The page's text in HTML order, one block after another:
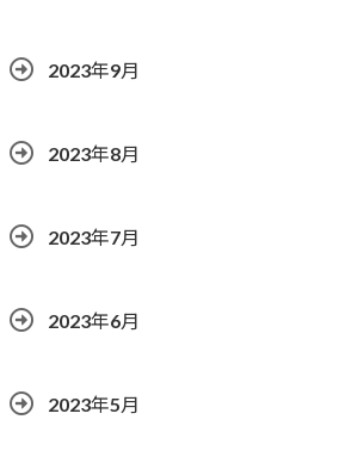
2023年9月
2023年8月
2023年7月
2023年6月
2023年5月